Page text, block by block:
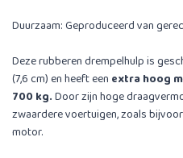
Duurzaam: Geproduceerd van
Deze rubberen drempelhulp is
(7,6 cm) en heeft een extra hoog
700 kg.​Door zijn hoge
zwaardere voertuigen, zoals
motor.​